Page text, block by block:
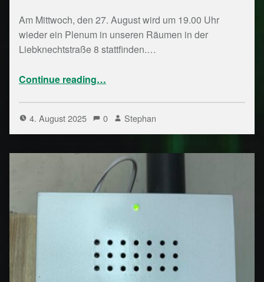
Am Mittwoch, den 27. August wird um 19.00 Uhr
wieder ein Plenum in unseren Räumen in der
Liebknechtstraße 8 stattfinden.…
Continue reading…
4. August 2025 0 Stephan